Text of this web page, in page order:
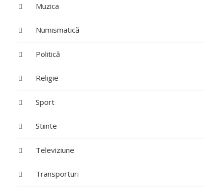
Muzica
Numismatică
Politică
Religie
Sport
Stiinte
Televiziune
Transporturi